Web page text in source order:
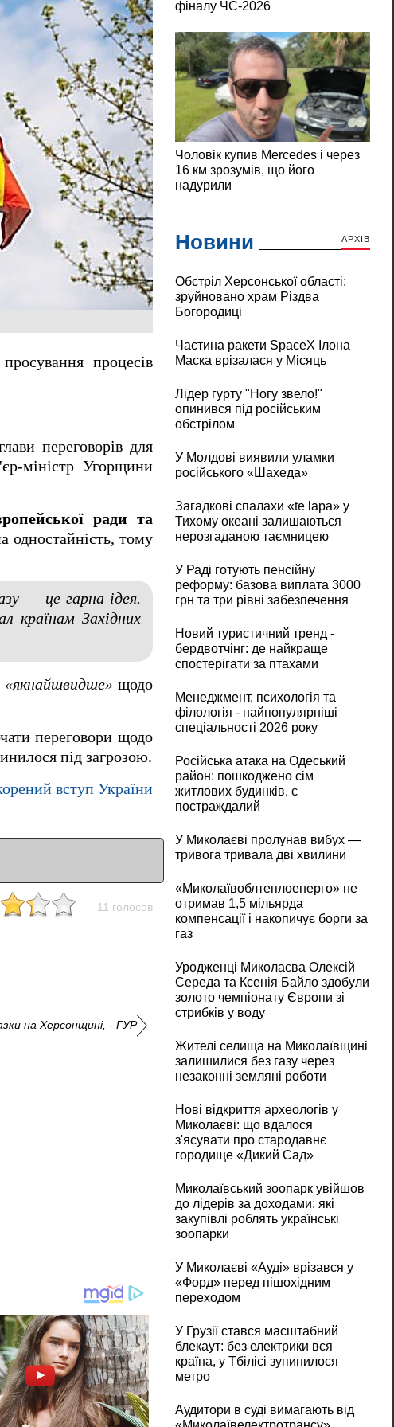
процесів
переговорів для
міністр Угорщини
ради та
одностайність, тому
— це гарна ідея.
країнам Західних
«якнайшвидше» щодо
переговори щодо
під загрозою.
вступ України
11 голосов
на Херсонщині, - ГУР
Новини АРХІВ
Обстріл Херсонської області:
зруйновано храм Різдва
Богородиці
Частина ракети SpaceX Ілона
Маска врізалася у Місяць
Лідер гурту "Ногу звело!"
опинився під російським
обстрілом
У Молдові виявили уламки
російського «Шахеда»
Загадкові спалахи «te lapa» у
Тихому океані залишаються
нерозгаданою таємницею
У Раді готують пенсійну
реформу: базова виплата 3000
грн та три рівні забезпечення
Новий туристичний тренд -
бердвотчінг: де найкраще
спостерігати за птахами
Менеджмент, психологія та
філологія - найпопулярніші
спеціальності 2026 року
Російська атака на Одеський
район: пошкоджено сім
житлових будинків, є
постраждалий
У Миколаєві пролунав вибух —
тривога тривала дві хвилини
«Миколаївоблтеплоенерго» не
отримав 1,5 мільярда
компенсації і накопичує борги за
газ
Уродженці Миколаєва Олексій
Середа та Ксенія Байло здобули
золото чемпіонату Європи зі
стрибків у воду
Жителі селища на Миколаївщині
залишилися без газу через
незаконні земляні роботи
Нові відкриття археологів у
Миколаєві: що вдалося
з'ясувати про стародавнє
городище «Дикий Сад»
Миколаївський зоопарк увійшов
до лідерів за доходами: які
закупівлі роблять українські
зоопарки
У Миколаєві «Ауді» врізався у
«Форд» перед пішохідним
переходом
У Грузії стався масштабний
блекаут: без електрики вся
країна, у Тбілісі зупинилося
метро
Аудитори в суді вимагають від